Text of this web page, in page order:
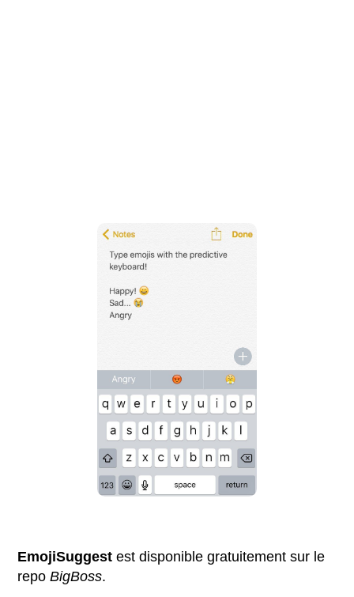
EmojiSuggest est disponible gratuitement sur le
repoBigBoss.